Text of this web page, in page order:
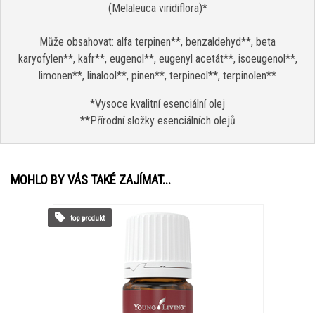
(Melaleuca viridiflora)*
Může obsahovat: alfa terpinen**, benzaldehyd**, beta
karyofylen**, kafr**, eugenol**, eugenyl acetát**, isoeugenol**,
limonen**, linalool**, pinen**, terpineol**, terpinolen**
*Vysoce kvalitní esenciální olej
**Přírodní složky esenciálních olejů
MOHLO BY VÁS TAKÉ ZAJÍMAT...
top produkt